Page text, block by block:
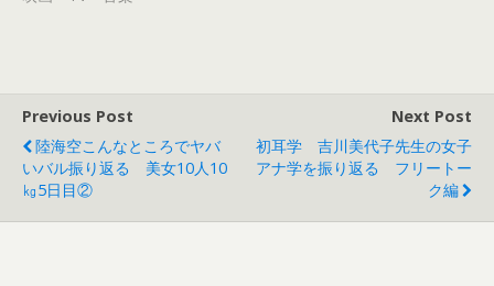
ウ
開
き
ま
Previous Post
陸海空こんなところでヤバ
いバル振り返る 美女10人10
㎏5日目②
Next Post
初耳学 吉川美代子先生の女子
アナ学を振り返る フリートー
ク編